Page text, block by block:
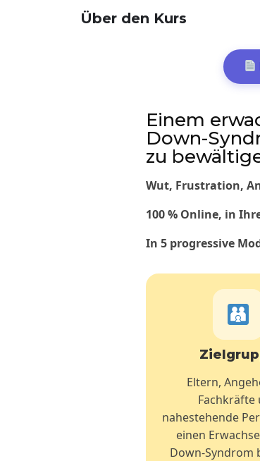
Über den Kurs
Einem
Down-
zu
Wut, Frustration,
100 % Online, in
In 5 progressive
Eltern,
Fachkräfte
nahestehende
einen
Down-Syndrom